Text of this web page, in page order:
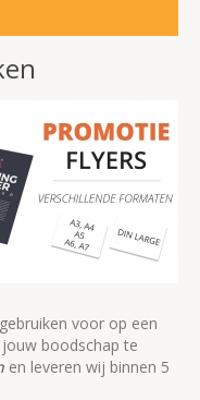
voor op een
boodschap te
en leveren wij binnen 5